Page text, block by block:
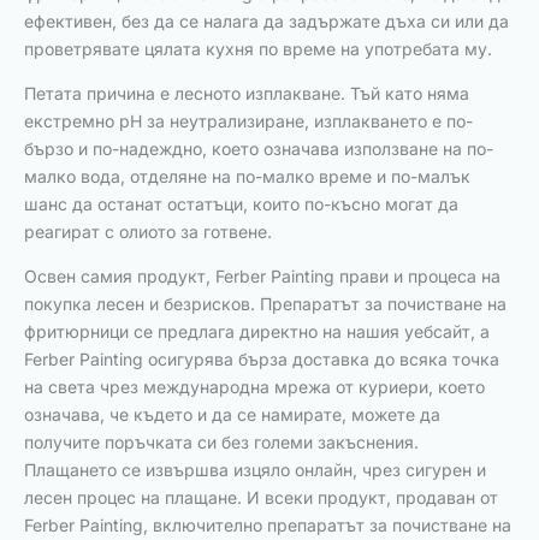
ефективен, без да се налага да задържате дъха си или да
проветрявате цялата кухня по време на употребата му.
Петата причина е лесното изплакване. Тъй като няма
екстремно pH за неутрализиране, изплакването е по-
бързо и по-надеждно, което означава използване на по-
малко вода, отделяне на по-малко време и по-малък
шанс да останат остатъци, които по-късно могат да
реагират с олиото за готвене.
Освен самия продукт, Ferber Painting прави и процеса на
покупка лесен и безрисков. Препаратът за почистване на
фритюрници се предлага директно на нашия уебсайт, а
Ferber Painting осигурява бърза доставка до всяка точка
на света чрез международна мрежа от куриери, което
означава, че където и да се намирате, можете да
получите поръчката си без големи закъснения.
Плащането се извършва изцяло онлайн, чрез сигурен и
лесен процес на плащане. И всеки продукт, продаван от
Ferber Painting, включително препаратът за почистване на